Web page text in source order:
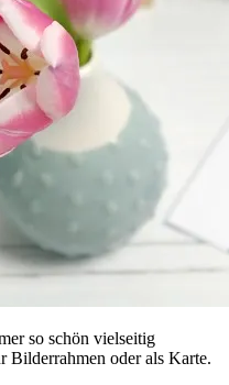
so schön vielseitig
Bilderrahmen oder als Karte.